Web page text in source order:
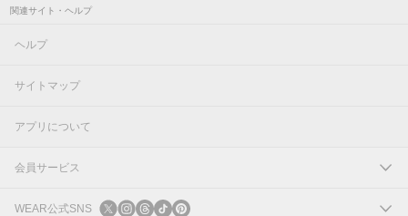
関連サイト・ヘルプ
ヘルプ
サイトマップ
アプリについて
会員サービス
ログイン
WEAR公式SNS